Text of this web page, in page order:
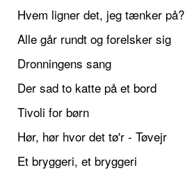
Hvem ligner det, jeg tænker på?
Alle går rundt og forelsker sig
Dronningens sang
Der sad to katte på et bord
Tivoli for børn
Hør, hør hvor det tø'r - Tøvejr
Et bryggeri, et bryggeri